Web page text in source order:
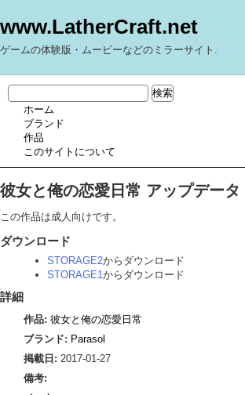
www.LatherCraft.net
ゲームの体験版・ムービーなどのミラーサイト.
ホーム
ブランド
作品
このサイトについて
彼女と俺の恋愛日常 アップデータ
この作品は成人向けです。
ダウンロード
STORAGE2からダウンロード
STORAGE1からダウンロード
詳細
作品: 彼女と俺の恋愛日常
ブランド: Parasol
掲載日: 2017-01-27
備考: